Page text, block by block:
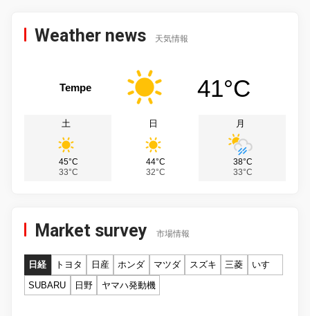
Weather news 天気情報
Tempe 41°C
土
45°C
33°C
日
44°C
32°C
月
38°C
33°C
Market survey 市場情報
日経 トヨタ 日産 ホンダ マツダ スズキ 三菱
いすゞ
SUBARU
日野 ヤマハ発動機